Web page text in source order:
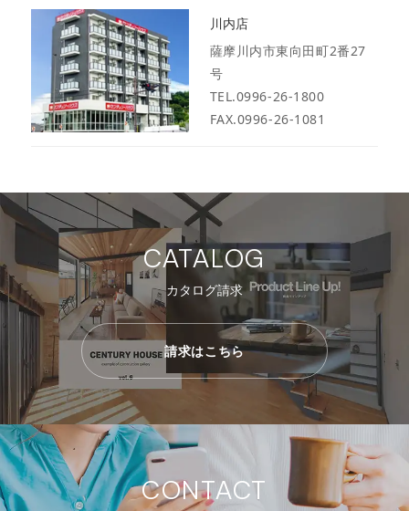
川内店
薩摩川内市東向田町2番27
号
TEL.0996-26-1800
FAX.0996-26-1081
CATALOG
カタログ請求
請求はこちら
CONTACT